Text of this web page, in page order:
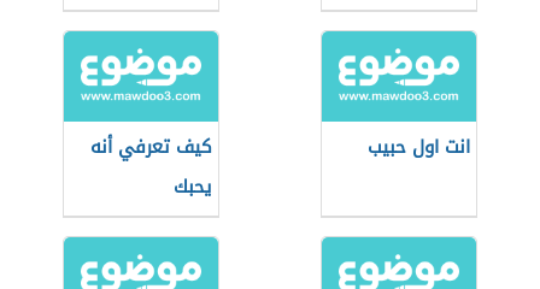
انت اول حبيب
كيف تعرفي أنه
يحبك